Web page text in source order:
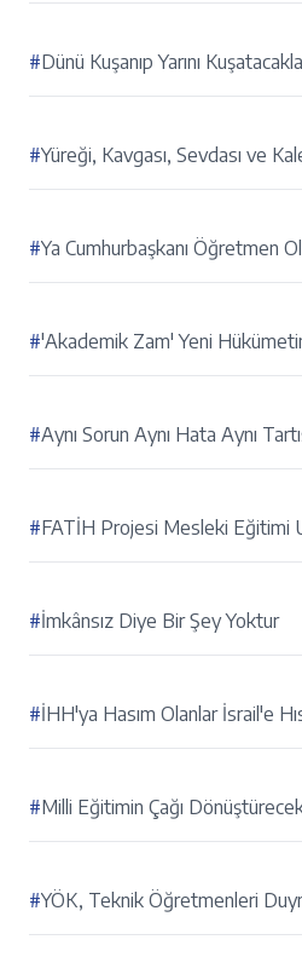
#Dünü Kuşanıp Yarını
#Yüreği, Kavgası, Sevdası ve
#Ya Cumhurbaşkanı Öğretmen
#'Akademik Zam' Yeni
#Aynı Sorun Aynı Hata Aynı
#FATİH Projesi Mesleki Eğitimi
#İmkânsız Diye Bir Şey Yoktur
#İHH'ya Hasım Olanlar İsrail'e
#Milli Eğitimin Çağı
#YÖK, Teknik Öğretmenleri